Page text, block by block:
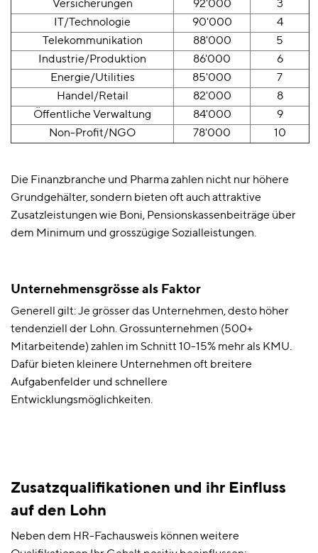
Versicherungen
92'000
3
IT/Technologie
90'000
4
Telekommunikation
88'000
5
Industrie/Produktion
86'000
6
Energie/Utilities
85'000
7
Handel/Retail
82'000
8
Öffentliche Verwaltung
84'000
9
Non-Profit/NGO
78'000 10
Die Finanzbranche und Pharma zahlen nicht nur höhere
Grundgehälter, sondern bieten oft auch attraktive
Zusatzleistungen wie Boni, Pensionskassenbeiträge über
dem Minimum und grosszügige Sozialleistungen.
Unternehmensgrösse als Faktor
Generell gilt: Je grösser das Unternehmen, desto höher
tendenziell der Lohn. Grossunternehmen (500+
Mitarbeitende) zahlen im Schnitt 10-15% mehr als KMU.
Dafür bieten kleinere Unternehmen oft breitere
Aufgabenfelder und schnellere
Entwicklungsmöglichkeiten.
Zusatzqualifikationen und ihr Einfluss
auf den Lohn
Neben dem HR-Fachausweis können weitere